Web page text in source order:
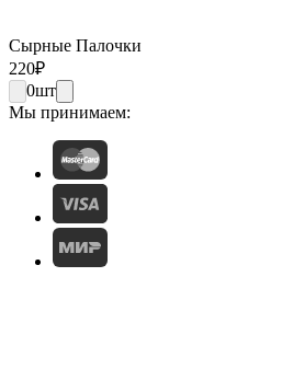
Сырные Палочки
220₽
0шт
Мы принимаем: